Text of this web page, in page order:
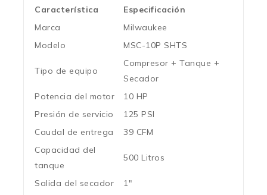
Característica
Especificación
Marca
Milwaukee
Modelo
MSC-10P SHTS
Tipo de equipo
Compresor + Tanque +
Secador
Potencia del motor
10 HP
Presión de servicio
125 PSI
Caudal de entrega
39 CFM
Capacidad del
tanque
500 Litros
Salida del secador
1″